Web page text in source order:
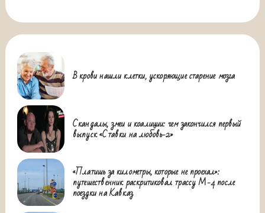
В крови нашли клетки, ускоряющие старение мозга
Скандалы, змеи и коалиции: чем закончился первый
выпуск «Ставки на любовь-2»
«Платишь за километры, которые не проехал»:
путешественник раскритиковал трассу М-4 после
поездки на Кавказ